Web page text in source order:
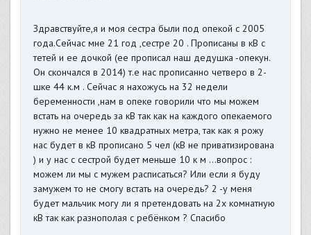
Здравствуйте,я и моя сестра были под опекой с 2005
года.Сейчас мне 21 год ,сестре 20 . Прописаны в кВ с
тетей и ее дочкой (ее прописал наш дедушка -опекун.
Он скончался в 2014) т.е нас прописанно четверо в 2-
шке 44 к.м . Сейчас я нахожусь на 32 недели
беременности ,нам в опеке говорили что мы можем
встать на очередь за кВ так как на каждого опекаемого
нужно не менее 10 квадратных метра, так как я рожу
нас будет в кВ прописано 5 чел (кВ не приватизирована
) и у нас с сестрой будет меньше 10 к м ...вопрос :
можем ли мы с мужем расписаться? Или если я буду
замужем то не смогу встать на очередь? 2 -у меня
будет мальчик могу ли я претендовать на 2х комнатную
кВ так как разнополая с ребёнком ? Спасибо